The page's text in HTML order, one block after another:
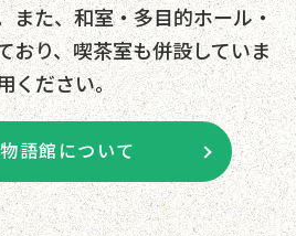
また、和室・多目的ホール・
おり、喫茶室も併設していま
ください。
語館について